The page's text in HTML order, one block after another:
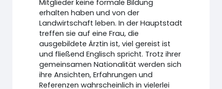
Mitglieder keine formale Bildung
erhalten haben und von der
Landwirtschaft leben. In der Hauptstadt
treffen sie auf eine Frau, die
ausgebildete Ärztin ist, viel gereist ist
und fließend Englisch spricht. Trotz ihrer
gemeinsamen Nationalität werden sich
ihre Ansichten, Erfahrungen und
Referenzen wahrscheinlich in vielerlei